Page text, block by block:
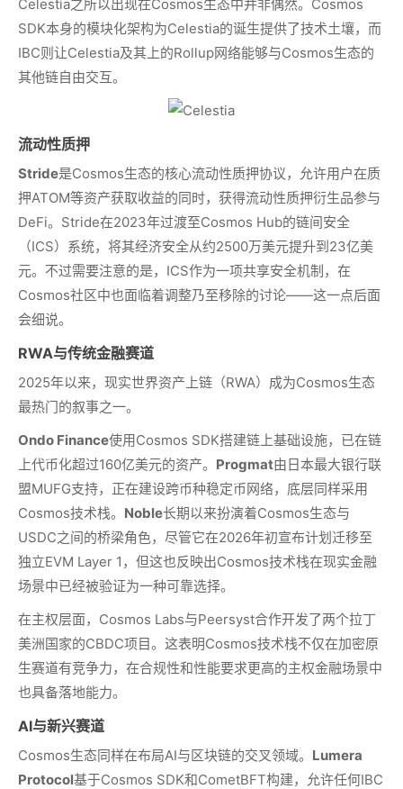
Celestia之所以出现在Cosmos生态中并非偶然。Cosmos
SDK本身的模块化架构为Celestia的诞生提供了技术土壤，而
IBC则让Celestia及其上的Rollup网络能够与Cosmos生态的
其他链自由交互。
流动性质押
Stride是Cosmos生态的核心流动性质押协议，允许用户在质
押ATOM等资产获取收益的同时，获得流动性质押衍生品参与
DeFi。Stride在2023年过渡至Cosmos Hub的链间安全
（ICS）系统，将其经济安全从约2500万美元提升到23亿美
元。不过需要注意的是，ICS作为一项共享安全机制，在
Cosmos社区中也面临着调整乃至移除的讨论——这一点后面
会细说。
RWA与传统金融赛道
2025年以来，现实世界资产上链（RWA）成为Cosmos生态
最热门的叙事之一。
Ondo Finance使用Cosmos SDK搭建链上基础设施，已在链
上代币化超过160亿美元的资产。 Progmat由日本最大银行联
盟MUFG支持，正在建设跨币种稳定币网络，底层同样采用
Cosmos技术栈。 Noble长期以来扮演着Cosmos生态与
USDC之间的桥梁角色，尽管它在2026年初宣布计划迁移至
独立EVM Layer 1，但这也反映出Cosmos技术栈在现实金融
场景中已经被验证为一种可靠选择。
在主权层面，Cosmos Labs与Peersyst合作开发了两个拉丁
美洲国家的CBDC项目。这表明Cosmos技术栈不仅在加密原
生赛道有竞争力，在合规性和性能要求更高的主权金融场景中
也具备落地能力。
AI与新兴赛道
Cosmos生态同样在布局AI与区块链的交叉领域。 Lumera
Protocol基于Cosmos SDK和CometBFT构建，允许任何IBC